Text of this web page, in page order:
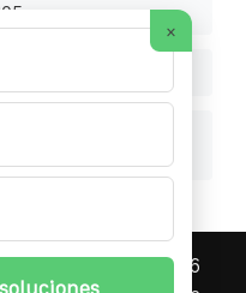
en el mar
de energía
2026
×